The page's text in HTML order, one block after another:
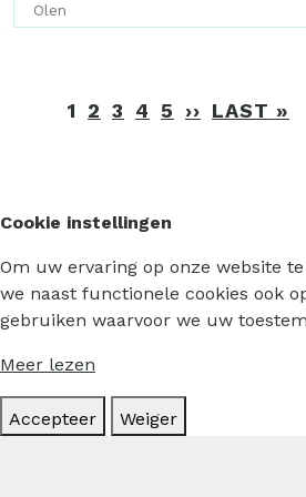
Olen
Paginering
1 2 3 4 5 ›› VOLGENDE
LAST »
Cookie instellingen
Om uw ervaring op onze website
we naast functionele cookies ook
gebruiken waarvoor we uw
Meer lezen
Accepteer Weiger